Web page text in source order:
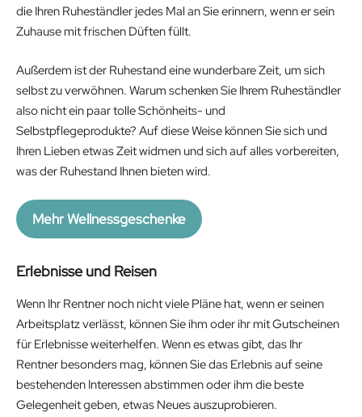
die Ihren Ruheständler jedes Mal an Sie erinnern, wenn er sein
Zuhause mit frischen Düften füllt.
Außerdem ist der Ruhestand eine wunderbare Zeit, um sich
selbst zu verwöhnen. Warum schenken Sie Ihrem Ruheständler
also nicht ein paar tolle Schönheits- und
Selbstpflegeprodukte? Auf diese Weise können Sie sich und
Ihren Lieben etwas Zeit widmen und sich auf alles vorbereiten,
was der Ruhestand Ihnen bieten wird.
Mehr Wellnessgeschenke
Erlebnisse und Reisen
Wenn Ihr Rentner noch nicht viele Pläne hat, wenn er seinen
Arbeitsplatz verlässt, können Sie ihm oder ihr mit Gutscheinen
für Erlebnisse weiterhelfen. Wenn es etwas gibt, das Ihr
Rentner besonders mag, können Sie das Erlebnis auf seine
bestehenden Interessen abstimmen oder ihm die beste
Gelegenheit geben, etwas Neues auszuprobieren.